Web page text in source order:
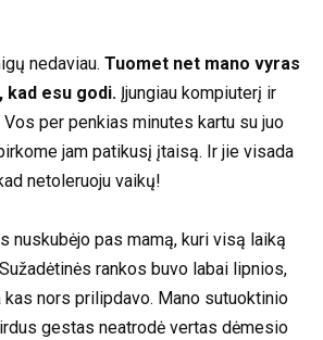
nedaviau. Tuomet net mano vyras
kad esu godi. Įjungiau kompiuterį ir
per penkias minutes kartu su juo
jam patikusį įtaisą. Ir jie visada
netoleruoju vaikų!
nuskubėjo pas mamą, kuri visą laiką
rankos buvo labai lipnios,
nors prilipdavo. Mano sutuoktinio
gestas neatrodė vertas dėmesio